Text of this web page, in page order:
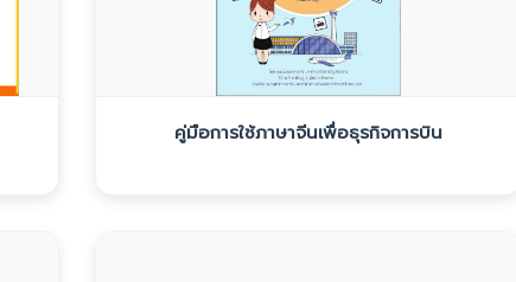
คู่มือการใช้ภาษาจีนเพื่อธุรกิจการบิน